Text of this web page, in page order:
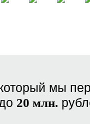
мы
20 млн.